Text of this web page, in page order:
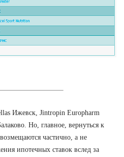
Ижевск, Jintropin Europharm
Но, главное, вернуться к
частично, а не
ипотечных ставок вслед за